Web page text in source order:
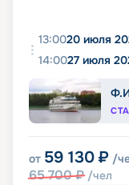
13:0020 июля
14:0027 июля
от 59 130 ₽ /
65 700₽ /чел